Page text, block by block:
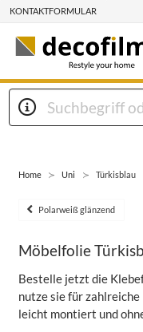
KONTAKTFORMULAR
Home Uni Türkisblau
Polarweiß glänzend
Möbelfolie
Bestelle jetzt die
nutze sie für
leicht montiert und